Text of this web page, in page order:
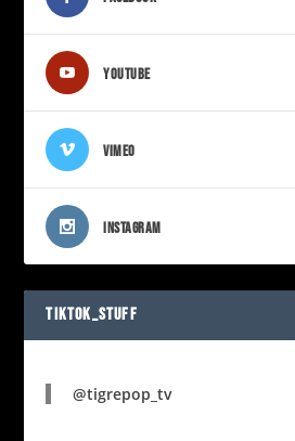
YOUTUBE
VIMEO
INSTAGRAM
TIKTOK_STUFF
@tigrepop_tv